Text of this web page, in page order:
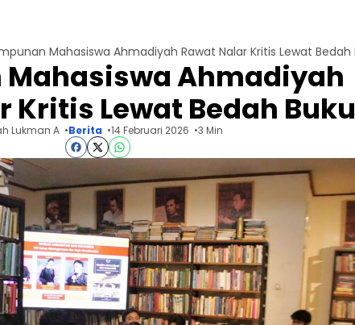
Ahmadiyah
Kritis Lewat Bedah Buku
Lukman A Berita 14 Februari 2026 3 Min